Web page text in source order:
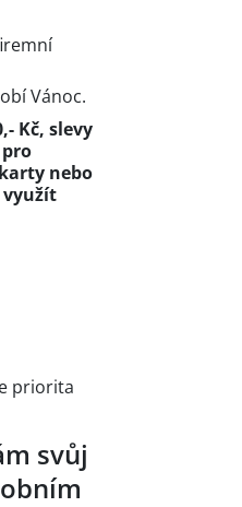
Vánoc.
Kč, slevy
nebo
využít
priorita
svůj